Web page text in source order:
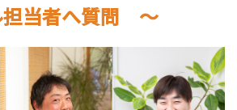
当者へ質問 ～